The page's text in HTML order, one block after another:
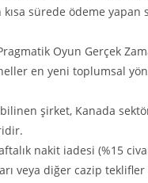
sürede ödeme
Oyun Gerçek
en yeni toplumsal
şirket, Kanada
nakit iadesi (%15
veya diğer cazip teklifler